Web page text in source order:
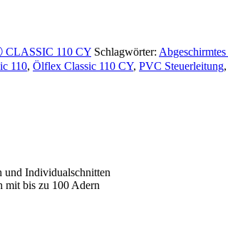
110 CY Schlagwörter:
110, Ölflex Classic 110 CY, PVC Steuerleitung,
und Individualschnitten
mit bis zu 100 Adern